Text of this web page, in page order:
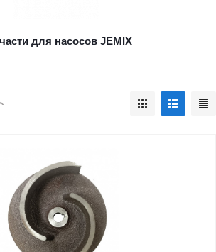
для насосов JEMIX